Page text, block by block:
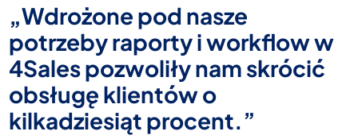
„Wdrożone pod nasze
potrzeby raporty i workflow w
4Sales pozwoliły nam skrócić
obsługę klientów o
kilkadziesiąt procent.”